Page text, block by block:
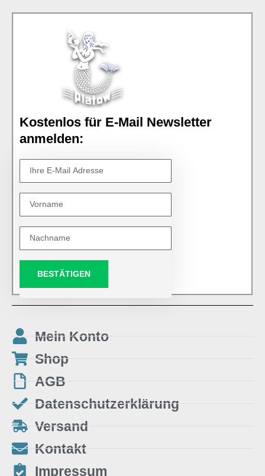
Kostenlos für E-Mail Newsletter
anmelden:
BESTÄTIGEN
Mein Konto
Shop
AGB
Datenschutzerklärung
Versand
Kontakt
Impressum